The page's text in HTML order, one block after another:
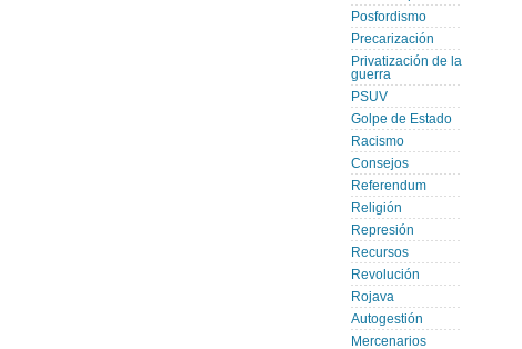
Posfordismo
Precarización
Privatización de la
guerra
PSUV
Golpe de Estado
Racismo
Consejos
Referendum
Religión
Represión
Recursos
Revolución
Rojava
Autogestión
Mercenarios